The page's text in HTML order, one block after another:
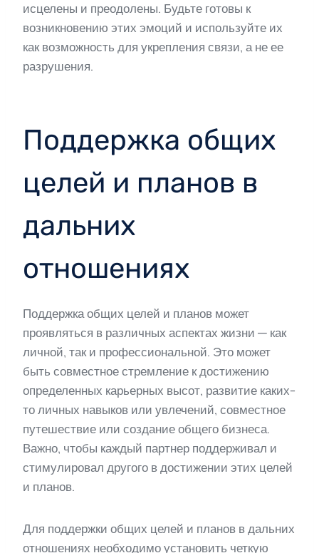
исцелены и преодолены. Будьте готовы к
возникновению этих эмоций и используйте их
как возможность для укрепления связи, а не ее
разрушения.
Поддержка общих
целей и планов в
дальних
отношениях
Поддержка общих целей и планов может
проявляться в различных аспектах жизни — как
личной, так и профессиональной. Это может
быть совместное стремление к достижению
определенных карьерных высот, развитие каких-
то личных навыков или увлечений, совместное
путешествие или создание общего бизнеса.
Важно, чтобы каждый партнер поддерживал и
стимулировал другого в достижении этих целей
и планов.
Для поддержки общих целей и планов в дальних
отношениях необходимо установить четкую